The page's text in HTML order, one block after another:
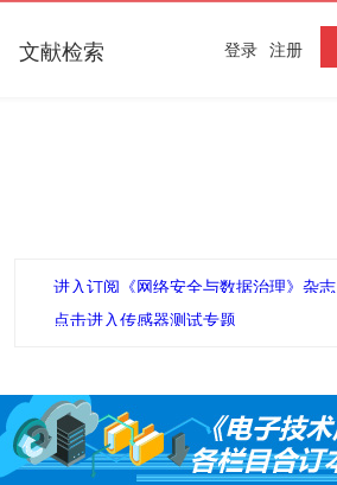
文献检索 登录 注册
进入订阅《网络安全与数据治理》杂志
点击进入传感器测试专题